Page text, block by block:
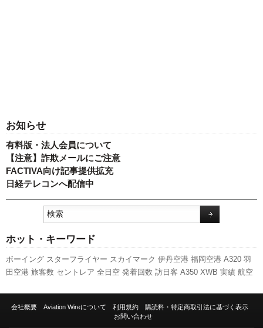
お知らせ
有料版・法人会員について
【注意】詐欺メールにご注意
FACTIVA向け記事提供拡充
日経テレコンへ配信中
ホット・キーワード
ボーイング スターフライヤー スカイマーク 伊丹空港 福岡空港 A320 羽
田空港 旅客数 セントレア 全日空 発着回数 訪日客 A350 XWB 実績 航空
新路線 ANAホールディングス 777 LCC キャンペーン 新型コロナウイル
会社概要 Aviation Wireについて 利用規約
購読料・特定商取引法に基づく表示
お問い合わせ